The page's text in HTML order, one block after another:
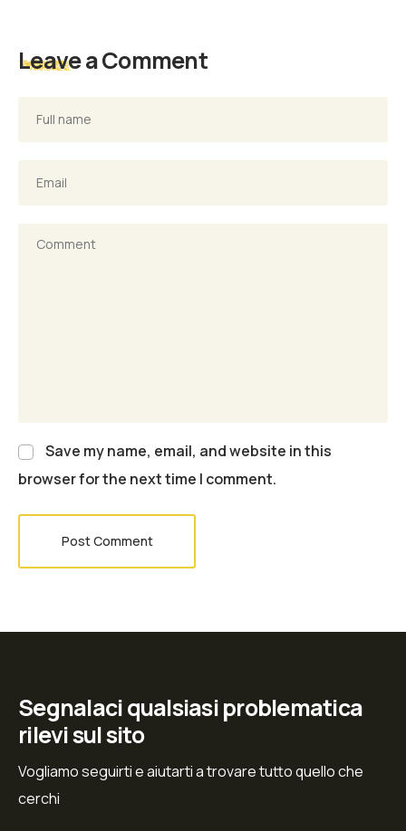
Leave a Comment
Save my name, email, and website in this
browser for the next time I comment.
Post Comment
Segnalaci qualsiasi problematica
rilevi sul sito
Vogliamo seguirti e aiutarti a trovare tutto quello che
cerchi